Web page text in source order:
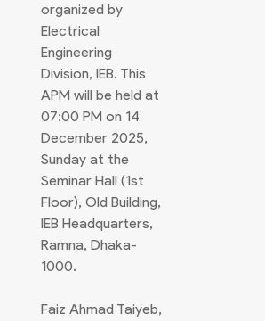
organized by
Electrical
Engineering
Division, IEB. This
APM will be held at
07:00 PM on 14
December 2025,
Sunday at the
Seminar Hall (1st
Floor), Old Building,
IEB Headquarters,
Ramna, Dhaka-
1000.
Faiz Ahmad Taiyeb,